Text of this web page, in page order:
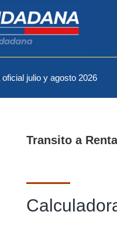
julio y agosto 2026
Transito a